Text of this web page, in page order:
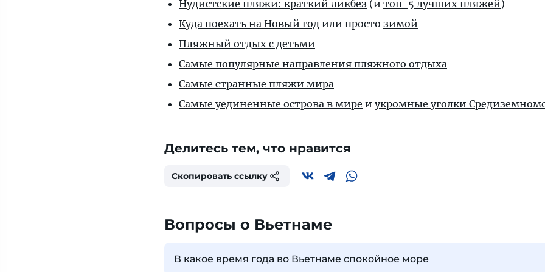
Нудистские пляжи: краткий ликбез (и топ-5 лучших пляжей)
Куда поехать на Новый год или просто зимой
Пляжный отдых с детьми
Самые популярные направления пляжного отдыха
Самые странные пляжи мира
Самые уединенные острова в мире и укромные уголки
Делитесь тем, что нравится
Скопировать ссылку
Вопросы о Вьетнаме
В какое время года во Вьетнаме спокойное море